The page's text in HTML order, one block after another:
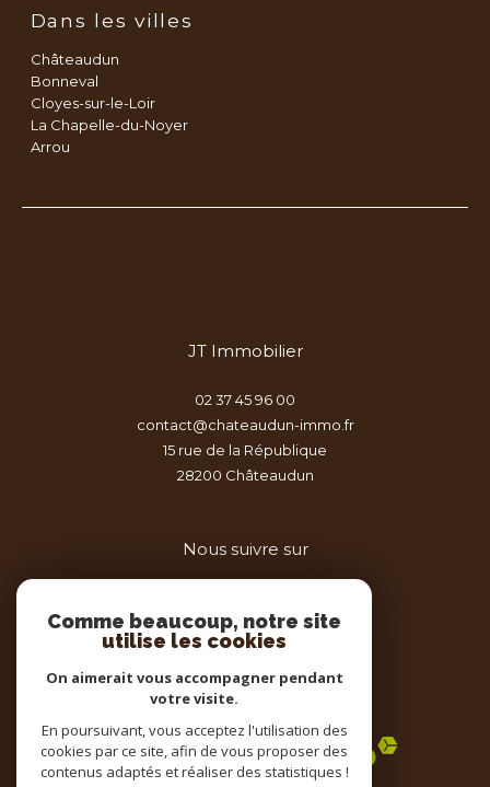
Dans les villes
Châteaudun
Bonneval
Cloyes-sur-le-Loir
La Chapelle-du-Noyer
Arrou
JT Immobilier
02 37 45 96 00
contact@chateaudun-immo.fr
15 rue de la République
28200
châteaudun
Nous suivre sur
Adhérents
Comme beaucoup, notre site
utilise les cookies
On aimerait vous accompagner pendant
votre visite.
En poursuivant, vous acceptez l'utilisation des
cookies par ce site, afin de vous proposer des
contenus adaptés et réaliser des statistiques !